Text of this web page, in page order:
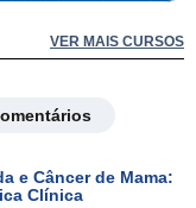
VER MAIS CURSOS
e Câncer de Mama:
Clínica